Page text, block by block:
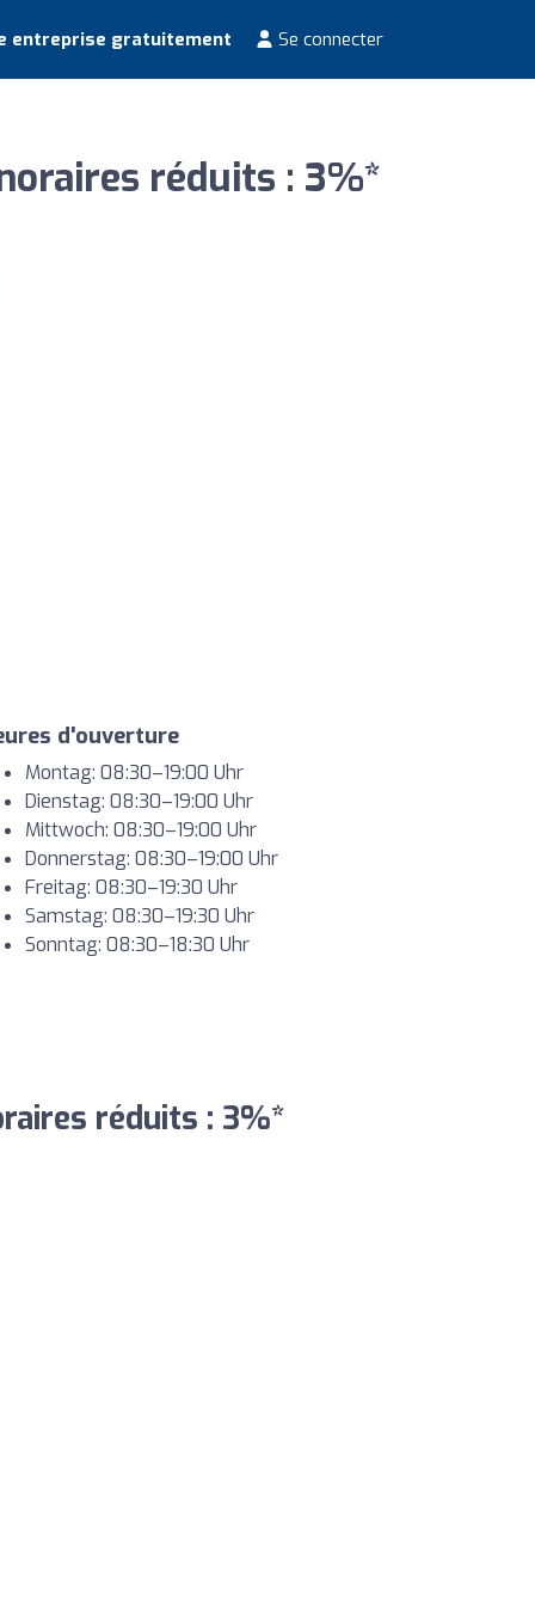
entreprise gratuitement Se connecter
réduits : 3%*
d'ouverture
Montag: 08:30–19:00 Uhr
Dienstag: 08:30–19:00 Uhr
Mittwoch: 08:30–19:00 Uhr
Donnerstag: 08:30–19:00 Uhr
Freitag: 08:30–19:30 Uhr
Samstag: 08:30–19:30 Uhr
Sonntag: 08:30–18:30 Uhr
réduits : 3%*